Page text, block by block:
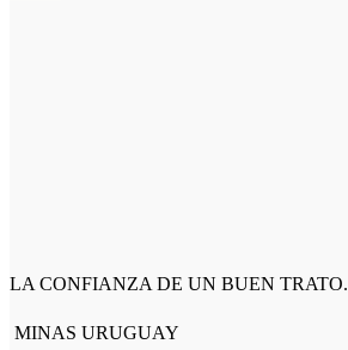
LA CONFIANZA DE UN BUEN TRATO.
MINAS URUGUAY